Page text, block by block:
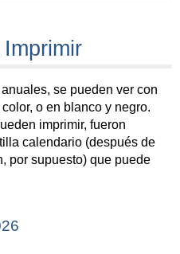
se pueden ver con
o en blanco y negro.
imprimir, fueron
calendario (después de
por supuesto) que puede